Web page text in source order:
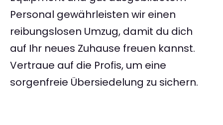
Personal gewährleisten wir einen
reibungslosen Umzug, damit du dich
auf Ihr neues Zuhause freuen kannst.
Vertraue auf die Profis, um eine
sorgenfreie Übersiedelung zu sichern.